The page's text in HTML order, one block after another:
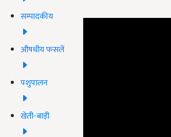
सम्पादकीय
औषधीय फसलें
पशुपालन
खेती-बाड़ी